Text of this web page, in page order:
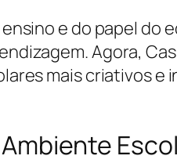
e do papel do
Agora,
mais criativos e